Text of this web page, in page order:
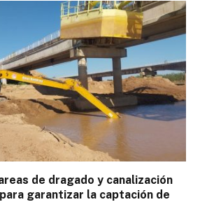
de dragado y canalización
garantizar la captación de